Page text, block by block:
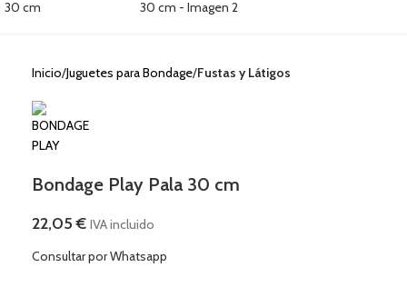
Inicio Juguetes para Bondage Fustas y Látigos
Bondage Play Pala 30 cm
22,05€ IVA incluido
Consultar por Whatsapp